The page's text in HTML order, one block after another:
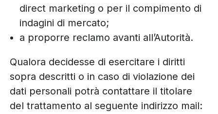
direct marketing o per il compimento di
indagini di mercato;
a proporre reclamo avanti all’Autorità.
Qualora decidesse di esercitare i diritti
sopra descritti o in caso di violazione dei
dati personali potrà contattare il titolare
del trattamento al seguente indirizzo mail: